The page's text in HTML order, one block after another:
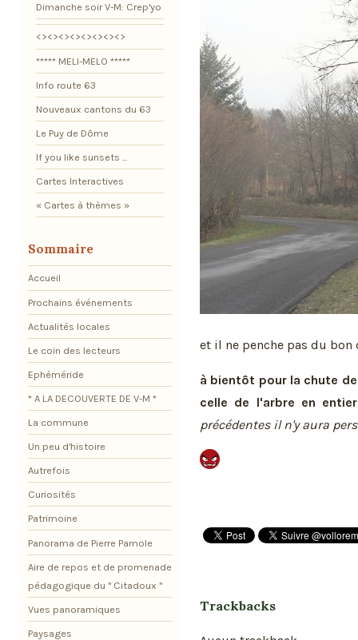
et il ne penche pas du bon
à bientôt pour la chute
celle de l'arbre en entier
précédentes il n'y aura
Trackbacks
Dimanche soir V-M: Crep'yo
<><><><><><><><>
***** MELI-MELO *****
Info route 63
Nouveaux cantons du 63
Le Puy de Dôme
If you like sunsets ...
Cartes Interactives
« Cartes à thèmes »
Sommaire
Accueil
Prochains événements
Actualités locales
Le coin des lecteurs
Ephéméride
* A LA DECOUVERTE DE V-M *
La commune
Un peu d'histoire
Autrefois
Curiosités
Patrimoine
Panorama de Pierre Pamole
Aire de repos et de promenade
pédagogique du " Citadoux "
Vues panoramiques
Paysages